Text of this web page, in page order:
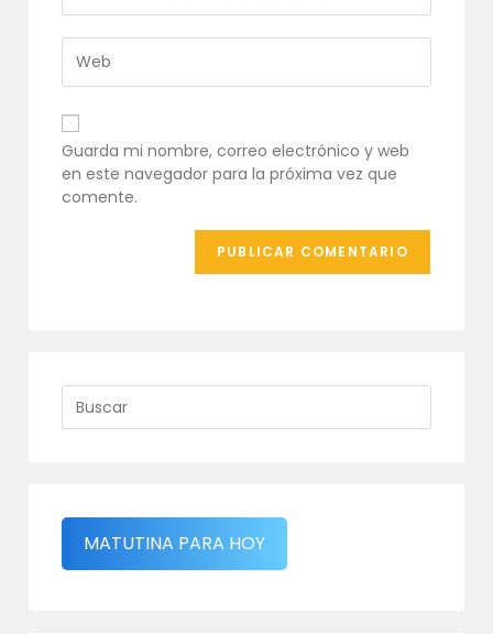
de
usuario
para
comentar
dirección
de
correo
electrónico
para
comentar
URL
de
tu
web
(opcional)
Guarda mi nombre, correo electrónico y web
en este navegador para la próxima vez que
comente.
MATUTINA PARA HOY